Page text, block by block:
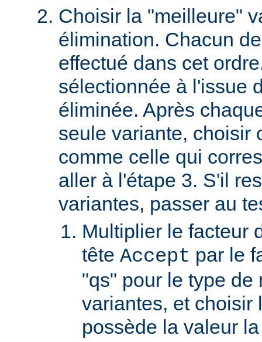
Choisir la "meilleure"
élimination. Chacun
effectué dans cet
sélectionnée à l'issue
éliminée. Après
seule variante, choisir
comme celle qui
aller à l'étape 3. S'il
variantes, passer au
Multiplier le facteur
tête Accept par le
"qs" pour le type de
variantes, et choisir
possède la valeur